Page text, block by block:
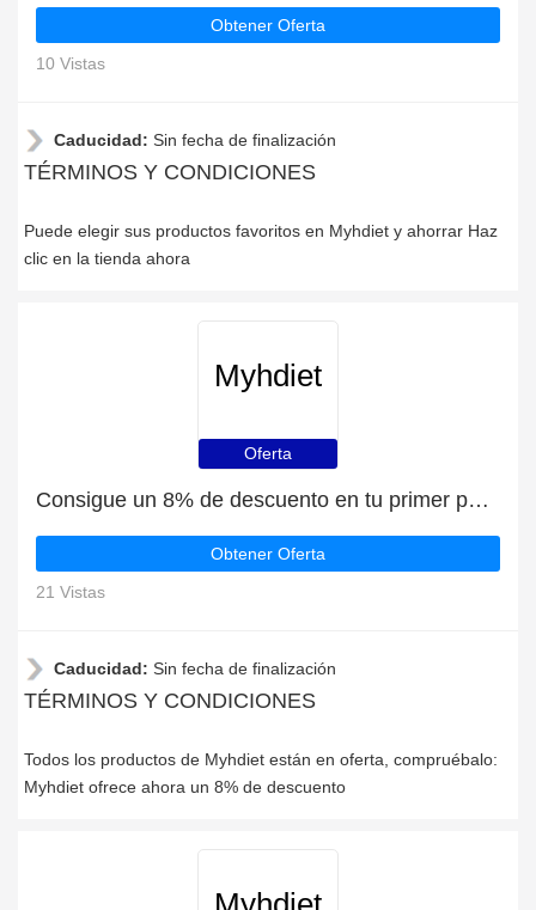
Obtener Oferta
10 Vistas
Caducidad: Sin fecha de finalización
TÉRMINOS Y CONDICIONES
Puede elegir sus productos favoritos en Myhdiet y ahorrar Haz
clic en la tienda ahora
Myhdiet
Oferta
Consigue un 8% de descuento en tu primer pedido en Myhdiet
Obtener Oferta
21 Vistas
Caducidad: Sin fecha de finalización
TÉRMINOS Y CONDICIONES
Todos los productos de Myhdiet están en oferta, compruébalo:
Myhdiet ofrece ahora un 8% de descuento